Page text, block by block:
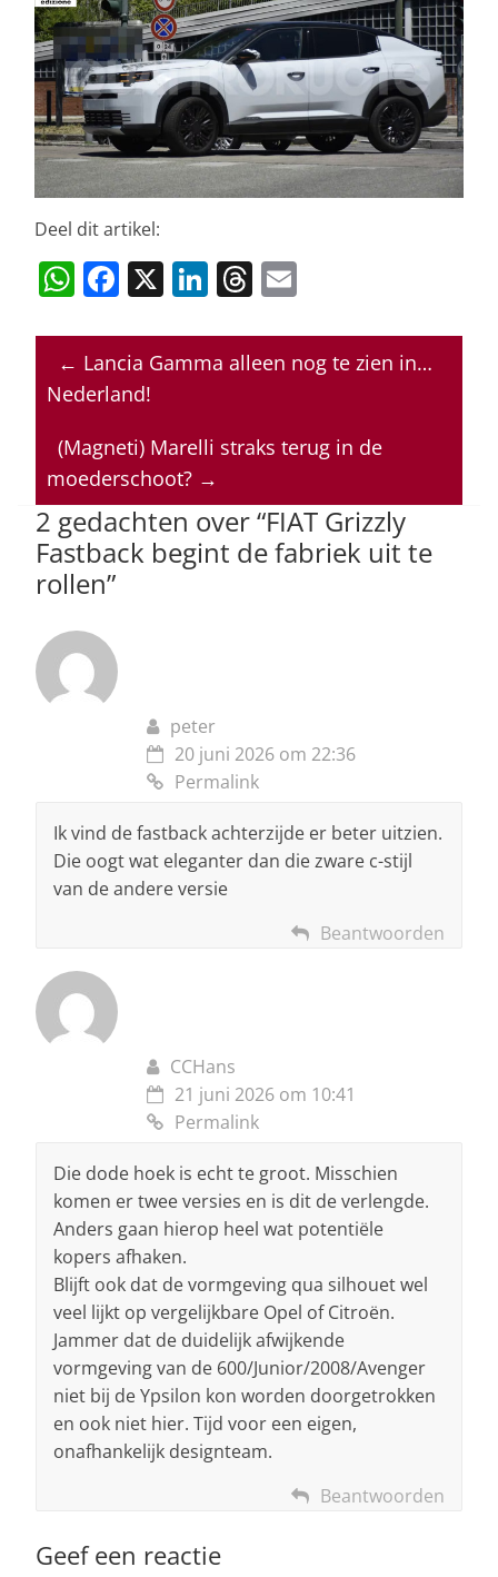
Deel dit artikel:
W
at
s
p
p
F
c
e
o
o
k
X Li
k
e
n
T
re
a
s
ai
l
← Lancia Gamma alleen nog te zien in…
Nederland!
(Magneti) Marelli straks terug in de
moederschoot? →
2 gedachten over “FIAT Grizzly
Fastback begint de fabriek uit te
rollen”
peter
20 juni 2026 om 22:36
Permalink
Ik vind de fastback achterzijde er beter uitzien.
Die oogt wat eleganter dan die zware c-stijl
van de andere versie
Beantwoorden
CCHans
21 juni 2026 om 10:41
Permalink
Die dode hoek is echt te groot. Misschien
komen er twee versies en is dit de verlengde.
Anders gaan hierop heel wat potentiële
kopers afhaken.
Blijft ook dat de vormgeving qua silhouet wel
veel lijkt op vergelijkbare Opel of Citroën.
Jammer dat de duidelijk afwijkende
vormgeving van de 600/Junior/2008/Avenger
niet bij de Ypsilon kon worden doorgetrokken
en ook niet hier. Tijd voor een eigen,
onafhankelijk designteam.
Beantwoorden
Geef een reactie